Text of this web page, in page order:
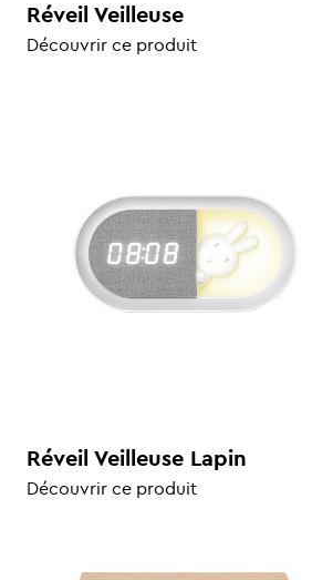
Réveil Veilleuse
Découvrir ce produit
Réveil Veilleuse Lapin
Découvrir ce produit